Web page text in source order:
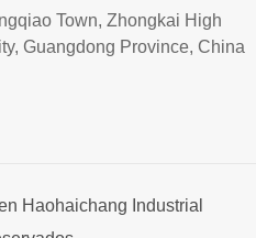
Town, Zhongkai High
Guangdong Province, China
Haohaichang Industrial